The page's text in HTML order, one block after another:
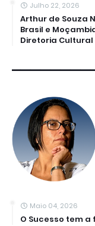
Julho 22, 2026
Arthur de Souza
Brasil e
Diretoria Cultural
Maio 04, 2026
O Sucesso tem